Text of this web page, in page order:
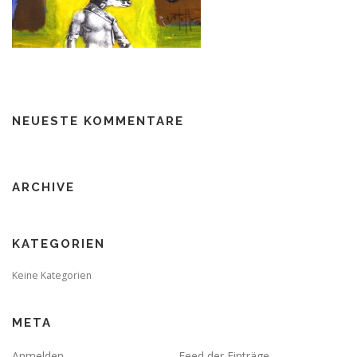
NEUESTE KOMMENTARE
ARCHIVE
KATEGORIEN
Keine Kategorien
META